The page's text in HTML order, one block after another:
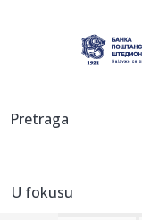
23:51:
se...
23:46:
Pretraga
U fokusu